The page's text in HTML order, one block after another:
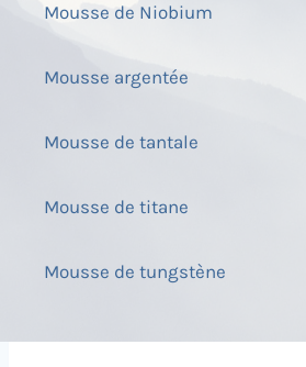
Mousse de Niobium
Mousse argentée
Mousse de tantale
Mousse de titane
Mousse de tungstène